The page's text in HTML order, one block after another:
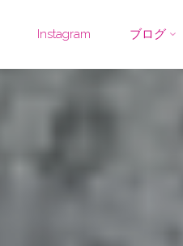
Instagram ブログ